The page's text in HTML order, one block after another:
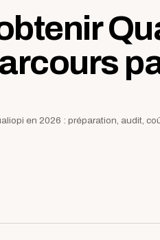
en 2026 : préparation, audit,